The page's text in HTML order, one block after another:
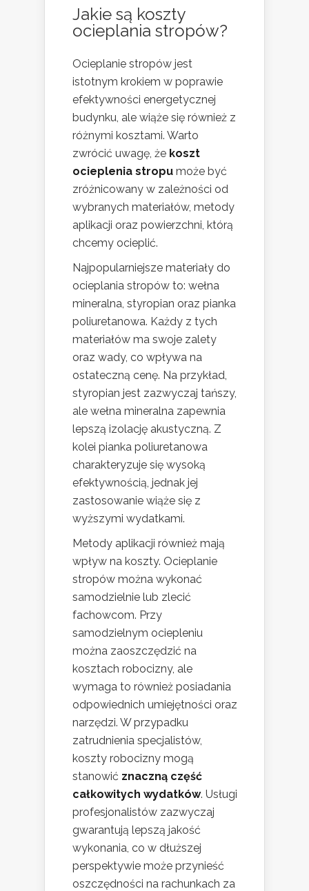
Jakie są koszty
ocieplania stropów?
Ocieplanie stropów jest
istotnym krokiem w poprawie
efektywności energetycznej
budynku, ale wiąże się również z
różnymi kosztami. Warto
zwrócić uwagę, że koszt
ocieplenia stropu może być
zróżnicowany w zależności od
wybranych materiałów, metody
aplikacji oraz powierzchni, którą
chcemy ocieplić.
Najpopularniejsze materiały do
ocieplania stropów to: wełna
mineralna, styropian oraz pianka
poliuretanowa. Każdy z tych
materiałów ma swoje zalety
oraz wady, co wpływa na
ostateczną cenę. Na przykład,
styropian jest zazwyczaj tańszy,
ale wełna mineralna zapewnia
lepszą izolację akustyczną. Z
kolei pianka poliuretanowa
charakteryzuje się wysoką
efektywnością, jednak jej
zastosowanie wiąże się z
wyższymi wydatkami.
Metody aplikacji również mają
wpływ na koszty. Ocieplanie
stropów można wykonać
samodzielnie lub zlecić
fachowcom. Przy
samodzielnym ociepleniu
można zaoszczędzić na
kosztach robocizny, ale
wymaga to również posiadania
odpowiednich umiejętności oraz
narzędzi. W przypadku
zatrudnienia specjalistów,
koszty robocizny mogą
stanowić znaczną część
całkowitych wydatków. Usługi
profesjonalistów zazwyczaj
gwarantują lepszą jakość
wykonania, co w dłuższej
perspektywie może przynieść
oszczędności na rachunkach za